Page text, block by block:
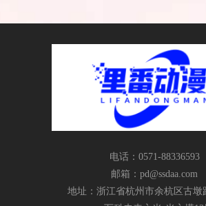
电话：0571-88336593
邮箱： pd@ssdaa.com
地址：浙江省杭州市余杭区古墩